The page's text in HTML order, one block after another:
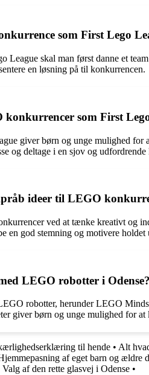
som First Lego
skal man først danne et
en løsning på til konkurrencen.
som First
giver børn og unge mulighed
og deltage i en sjov og
ideer til LEGO
ved at tænke kreativt og
en god stemning og motivere
LEGO robotter i Odense?
robotter, herunder LEGO
giver børn og unge mulighed for
til hende • Alt
af eget barn og ældre
Valg af den rette glasvej i Odense •